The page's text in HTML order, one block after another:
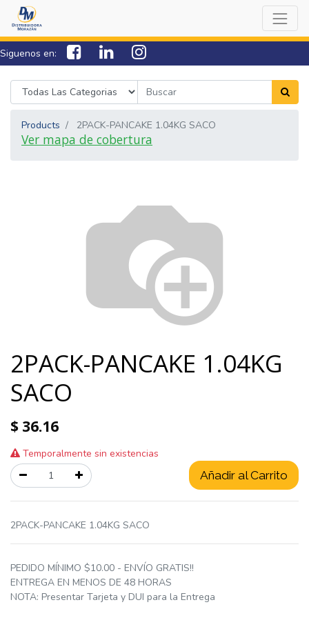
Siguenos en:
7538-0000 sac@lamorazan.com
Products 2PACK-PANCAKE 1.04KG SACO
Ver mapa de cobertura
2PACK-PANCAKE 1.04KG
SACO
$ 36.16
Temporalmente sin existencias
Añadir al Carrito
2PACK-PANCAKE 1.04KG SACO
PEDIDO MÍNIMO $10.00 - ENVÍO GRATIS!!
ENTREGA EN MENOS DE 48 HORAS
NOTA: Presentar Tarjeta y DUI para la Entrega